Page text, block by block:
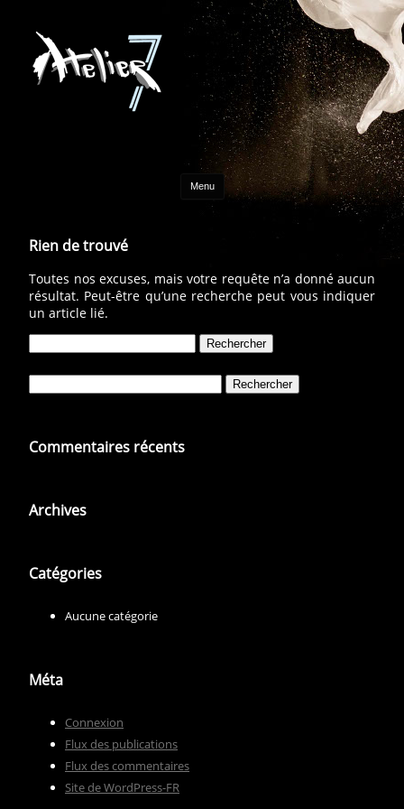
Menu Aller au contenu
Rien de trouvé
Toutes nos excuses, mais votre requête n’a donné aucun
résultat. Peut-être qu’une recherche peut vous indiquer
un article lié.
Commentaires récents
Archives
Catégories
Aucune catégorie
Méta
Connexion
Flux des publications
Flux des commentaires
Site de WordPress-FR